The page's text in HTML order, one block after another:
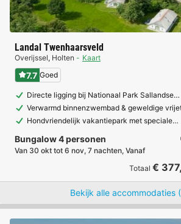
Landal Twenhaarsveld
Overijssel, Holten Kaart
7.7 Goed
Directe ligging bij Nationaal Park Sallandse…
Verwarmd binnenzwembad & geweldige
Hondvriendelijk vakantiepark met speciale…
Bungalow 4 personen
Van 30 okt tot 6 nov, 7 nachten, Vanaf
Totaal €
Bekijk alle accommodaties